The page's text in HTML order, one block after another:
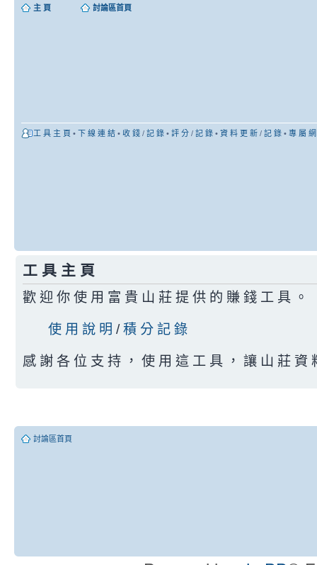
主 頁 討論區首頁
工 具 主 頁 • 下 線 連 結 • 收 錢 / 記 錄 • 評 分 / 記 錄 • 資 料 更 新 / 記 錄 • 專 屬
工 具 主 頁
歡 迎 你 使 用 富 貴 山 莊 提 供 的 賺 錢 工 具 。
使 用 說 明 /積 分 記 錄
感 謝 各 位 支 持 ， 使 用 這 工 具 ， 讓 山 莊 資
討論區首頁